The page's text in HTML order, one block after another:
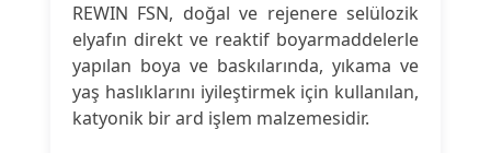
REWIN FSN, doğal ve rejenere selülozik
elyafın direkt ve reaktif boyarmaddelerle
yapılan boya ve baskılarında, yıkama ve
yaş haslıklarını iyileştirmek için kullanılan,
katyonik bir ard işlem malzemesidir.